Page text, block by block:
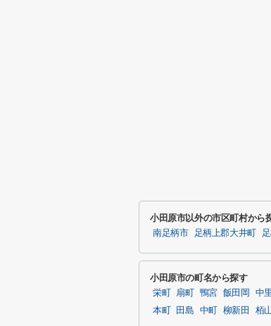
小田原市以外の市区町村から
南足柄市 足柄上郡大井町
小田原市の町名から探す
栄町 扇町 鴨宮 飯田岡 中
本町
田島 中町 柳新田 栢